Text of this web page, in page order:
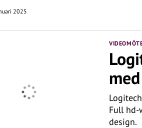
2025
Full hd-
design.